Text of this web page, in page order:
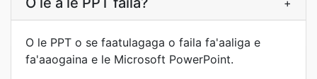
+
O le PPT o se faatulagaga o faila fa'aaliga e
fa'aaogaina e le Microsoft PowerPoint.